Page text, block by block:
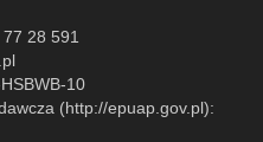
28 591
10
(http://epuap.gov.pl):